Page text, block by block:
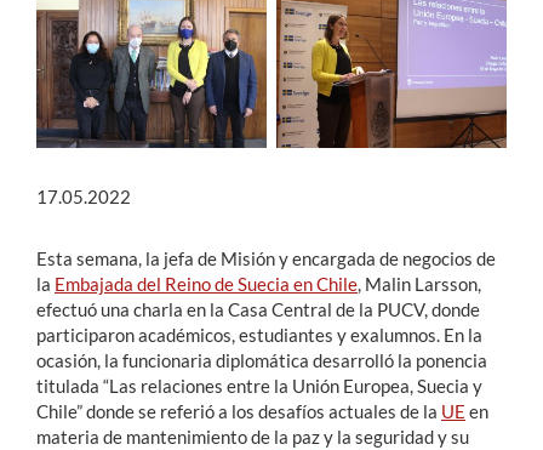
English
17.05.2022
Esta semana, la jefa de Misión y encargada de negocios de
la Embajada del Reino de Suecia en Chile, Malin Larsson,
efectuó una charla en la Casa Central de la PUCV, donde
participaron académicos, estudiantes y exalumnos. En la
ocasión, la funcionaria diplomática desarrolló la ponencia
titulada “Las relaciones entre la Unión Europea, Suecia y
Chile” donde se referió a los desafíos actuales de la UE en
materia de mantenimiento de la paz y la seguridad y su